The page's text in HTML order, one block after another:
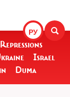
РУ
Repressions
Israel
Duma